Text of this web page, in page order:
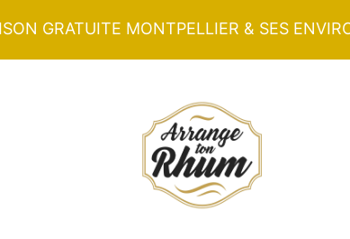
GRATUITE MONTPELLIER & SES